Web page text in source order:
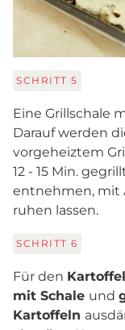
SCHRITT 5
Eine Grillschale
Darauf werden
vorgeheiztem
12 - 15 Min.
entnehmen, mit
ruhen lassen.
SCHRITT 6
Für den
mit Schale und
Kartoffeln